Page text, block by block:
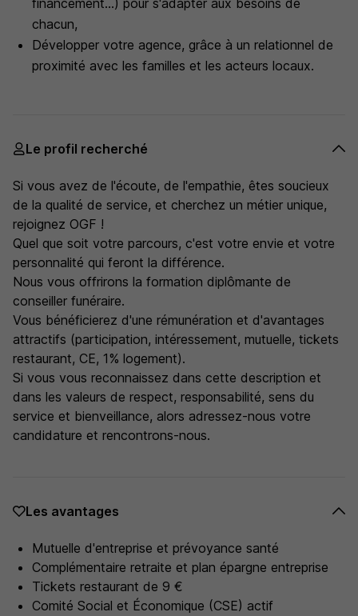
financement...) pour s'adapter aux besoins de
chacun,
Développer votre agence, grâce à un relationnel de
proximité avec les familles et les acteurs locaux.
Le profil recherché
Si vous avez de l'écoute, de l'empathie, êtes soucieux
de la qualité de service, et cherchez un métier unique,
rejoignez OGF !
Quel que soit votre parcours, c'est votre envie et votre
personnalité qui feront la différence.
Nous vous offrirons la formation diplômante de
conseiller funéraire.
Vous bénéficierez d'une rémunération et d'avantages
attractifs (participation, intéressement, mutuelle, tickets
restaurant, CE, 1% logement).
Si vous vous reconnaissez dans cette description et
dans les valeurs de respect, responsabilité, sens du
service et bienveillance, alors adressez-nous votre
candidature et rencontrons-nous.
Les avantages
Mutuelle d'entreprise et prévoyance santé
Complémentaire retraite et plan épargne entreprise
Tickets restaurant de 9 €
Comité Social et Économique (CSE) actif